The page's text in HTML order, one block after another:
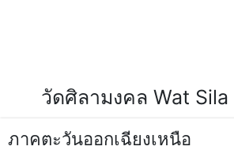
วัดศิลามงคล Wat
ภาคตะวันออกเฉียงเหนือ